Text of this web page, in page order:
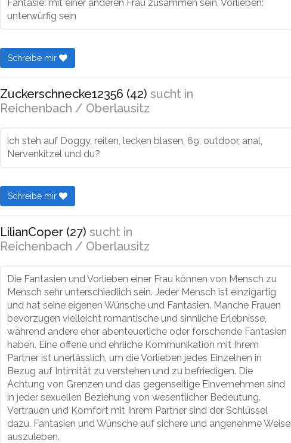
Fantasie: mit einer anderen Frau zusammen sein, Vorlieben:
unterwürfig sein
Schreibe mir
Zuckerschnecke12356 (42) sucht in
Reichenbach / Oberlausitz
ich steh auf Doggy, reiten, lecken blasen, 69, outdoor, anal,
Nervenkitzel und du?
Schreibe mir
LilianCoper (27) sucht in
Reichenbach / Oberlausitz
Die Fantasien und Vorlieben einer Frau können von Mensch zu
Mensch sehr unterschiedlich sein. Jeder Mensch ist einzigartig
und hat seine eigenen Wünsche und Fantasien. Manche Frauen
bevorzugen vielleicht romantische und sinnliche Erlebnisse,
während andere eher abenteuerliche oder forschende Fantasien
haben. Eine offene und ehrliche Kommunikation mit Ihrem
Partner ist unerlässlich, um die Vorlieben jedes Einzelnen in
Bezug auf Intimität zu verstehen und zu befriedigen. Die
Achtung von Grenzen und das gegenseitige Einvernehmen sind
in jeder sexuellen Beziehung von wesentlicher Bedeutung.
Vertrauen und Komfort mit Ihrem Partner sind der Schlüssel
dazu, Fantasien und Wünsche auf sichere und angenehme Weise
auszuleben.